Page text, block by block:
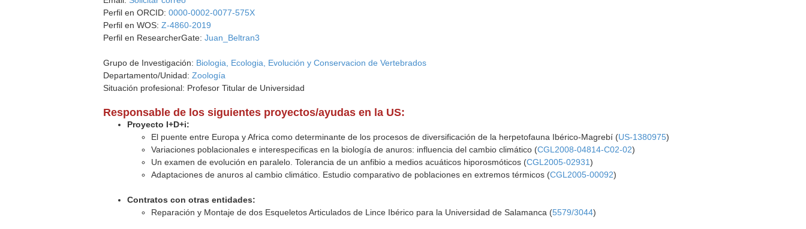
Perfil en ORCID:0000-0002-0077-575X
Perfil en WOS:Z-4860-2019
Perfil en ResearcherGate:Juan_Beltran3
Grupo de Investigación: Biologia, Ecologia, Evolución y Conservacion de Vertebrados
Departamento/Unidad:Zoología
Situación profesional: Profesor Titular de Universidad
Responsable de los siguientes proyectos/ayudas en la US:
Proyecto I+D+i:
El puente entre Europa y Africa como determinante de los procesos de diversificación de la herpetofauna Ibérico-Magrebí (US-1380975)
Variaciones poblacionales e interespecificas en la biología de anuros: influencia del cambio climático (CGL2008-04814-C02-02)
Un examen de evolución en paralelo. Tolerancia de un anfibio a medios acuáticos hiporosmóticos (CGL2005-02931)
Adaptaciones de anuros al cambio climático. Estudio comparativo de poblaciones en extremos térmicos (CGL2005-00092)
Contratos con otras entidades:
Reparación y Montaje de dos Esqueletos Articulados de Lince Ibérico para la Universidad de Salamanca (5579/3044)